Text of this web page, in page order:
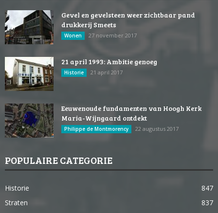
Gevel en gevelsteen weer zichtbaar pand
drukkerij Smeets
Wonen 27 november 2017
21 april 1993: Ambitie genoeg
Historie 21 april 2017
Eeuwenoude fundamenten van Hoogh Kerk
Maria-Wijngaard ontdekt
Philippe de Montmorency 22 augustus 2017
POPULAIRE CATEGORIE
Historie
847
Straten
837